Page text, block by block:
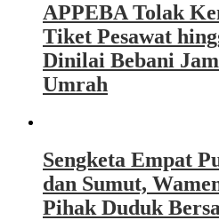
APPEBA Tolak
Tiket Pesawat
Dinilai Bebani
Umrah
Sengketa Empat
dan Sumut,
Pihak Duduk